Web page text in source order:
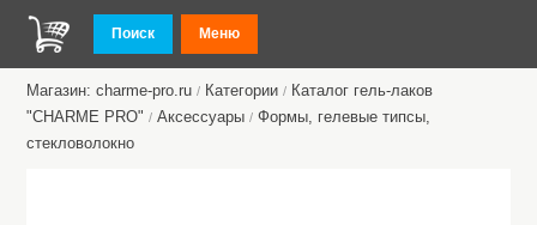
Поиск Меню
Магазин: charme-pro.ru / Категории / Каталог гель-лаков
"CHARME PRO" / Аксессуары / Формы, гелевые типсы,
стекловолокно